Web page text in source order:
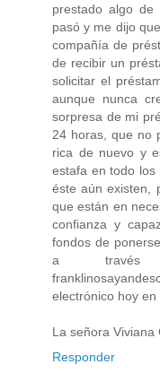
prestado algo
pasó y me dijo
compañía de
de recibir un
solicitar el
aunque nunca
sorpresa de mi
24 horas, que no
rica de nuevo y
estafa en todo los
éste aún existen,
que están en
confianza y
fondos de
a través
electrónico hoy
La señora Viviana
Responder